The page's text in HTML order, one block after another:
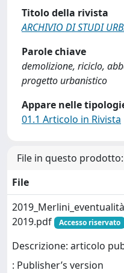
Titolo della rivista
ARCHIVIO DI STUDI
Parole chiave
demolizione, riciclo,
progetto urbanistico
Appare nelle
01.1 Articolo in Rivista
File in questo prodotto:
File
2019.pdf
Accesso riservato
Descrizione: articolo
: Publisher’s version